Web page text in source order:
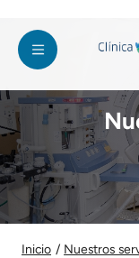
Imagen
Inicio Nuestros